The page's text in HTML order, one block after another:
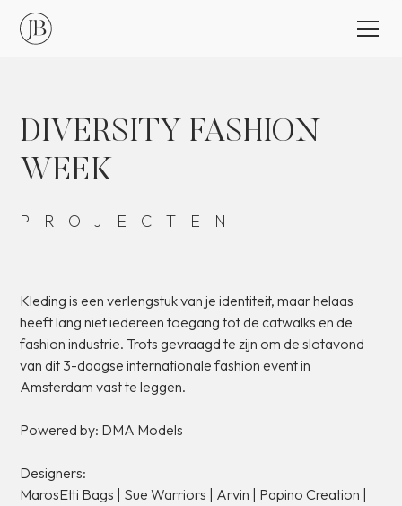
DIVERSITY FASHION
WEEK
PROJECTEN
Kleding is een verlengstukvan je identiteit, maarhelaas
heeftlang nietiedereen toegang tot de catwalks en de
fashion industrie. Trots gevraagd te zijn om de slotavond
van dit 3-daagse internationale fashion eventin
Amsterdam vastte leggen.
Powered by: DMA Models
Designers:
MarosEtti Bags Sue Warriors Arvin Papino Creation